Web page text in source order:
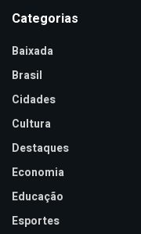
Categorias
Baixada
Brasil
Cidades
Cultura
Destaques
Economia
Educação
Esportes